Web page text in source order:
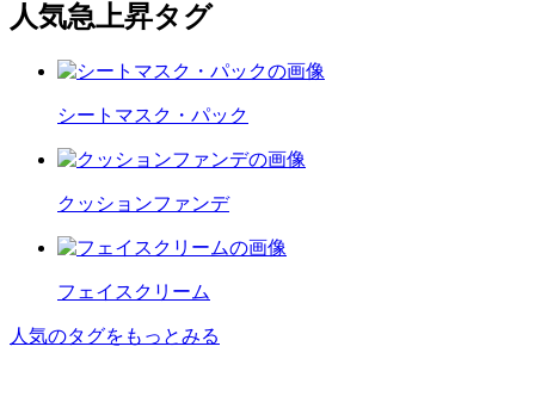
人気急上昇タグ
シートマスク・パック
クッションファンデ
フェイスクリーム
人気のタグをもっとみる